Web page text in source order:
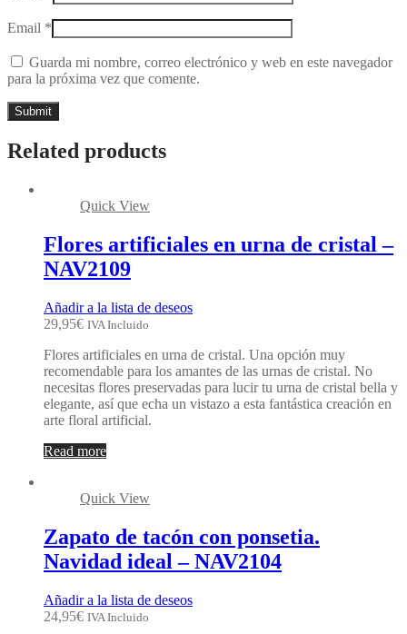
Email *
Guarda mi nombre, correo electrónico y web en este navegador
para la próxima vez que comente.
Related products
Quick View
Flores artificiales en urna de cristal –
NAV2109
Añadir a la lista de deseos
29,95€ IVA Incluido
Flores artificiales en urna de cristal. Una opción muy
recomendable para los amantes de las urnas de cristal. No
necesitas flores preservadas para lucir tu urna de cristal bella y
elegante, así que echa un vistazo a esta fantástica creación en
arte floral artificial.
Read more
Quick View
Zapato de tacón con ponsetia.
Navidad ideal – NAV2104
Añadir a la lista de deseos
24,95€ IVA Incluido